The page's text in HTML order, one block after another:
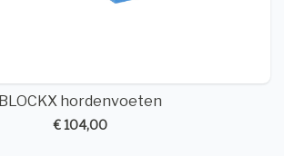
BLOCKX hordenvoeten
€ 104,00